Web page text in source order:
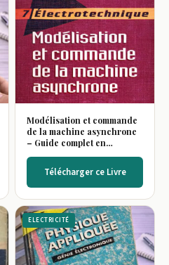
Modélisation et commande
de la machine asynchrone
– Guide complet en
Télécharger ce Livre
ELECTRICITÉ